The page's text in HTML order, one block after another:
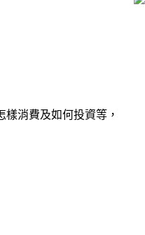
消費及如何投資等，